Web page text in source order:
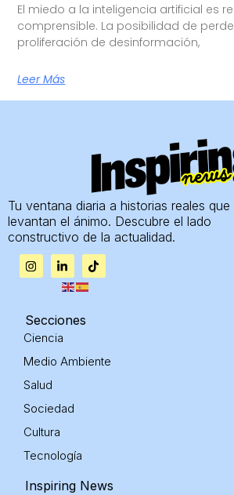
El miedo a la inteligencia artificial es
comprensible. La posibilidad de
proliferación de desinformación,
Leer Más
Tu ventana diaria a historias reales que
levantan el ánimo. Descubre el lado
constructivo de la actualidad.
I
n
g
r
a
m
i
n
k
d
n
-
i
T
i
Secciones
Ciencia
Medio Ambiente
Salud
Sociedad
Cultura
Tecnología
Inspiring News